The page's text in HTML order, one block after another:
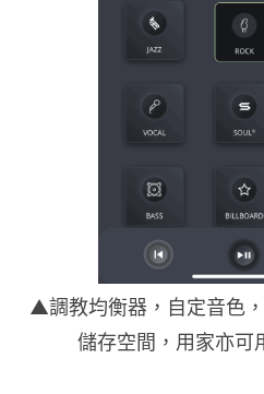
▲調教均衡器，自定音色
儲存空間，用家亦可